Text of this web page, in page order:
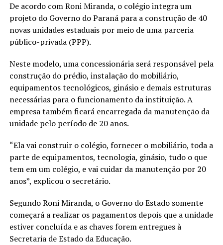
De acordo com Roni Miranda, o colégio integra um
projeto do Governo do Paraná para a construção de 40
novas unidades estaduais por meio de uma parceria
público-privada (PPP).
Neste modelo, uma concessionária será responsável pela
construção do prédio, instalação do mobiliário,
equipamentos tecnológicos, ginásio e demais estruturas
necessárias para o funcionamento da instituição. A
empresa também ficará encarregada da manutenção da
unidade pelo período de 20 anos.
“Ela vai construir o colégio, fornecer o mobiliário, toda a
parte de equipamentos, tecnologia, ginásio, tudo o que
tem em um colégio, e vai cuidar da manutenção por 20
anos”, explicou o secretário.
Segundo Roni Miranda, o Governo do Estado somente
começará a realizar os pagamentos depois que a unidade
estiver concluída e as chaves forem entregues à
Secretaria de Estado da Educação.